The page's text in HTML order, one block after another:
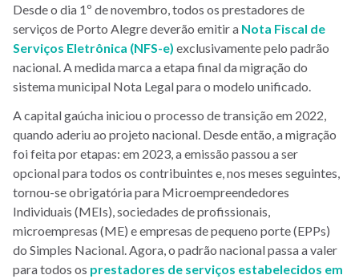
Desde o dia 1º de novembro, todos os prestadores de
serviços de Porto Alegre deverão emitir a Nota Fiscal de
Serviços Eletrônica (NFS-e) exclusivamente pelo padrão
nacional. A medida marca a etapa final da migração do
sistema municipal Nota Legal para o modelo unificado.
A capital gaúcha iniciou o processo de transição em 2022,
quando aderiu ao projeto nacional. Desde então, a migração
foi feita por etapas: em 2023, a emissão passou a ser
opcional para todos os contribuintes e, nos meses seguintes,
tornou-se obrigatória para Microempreendedores
Individuais (MEIs), sociedades de profissionais,
microempresas (ME) e empresas de pequeno porte (EPPs)
do Simples Nacional. Agora, o padrão nacional passa a valer
para todos os prestadores de serviços estabelecidos em